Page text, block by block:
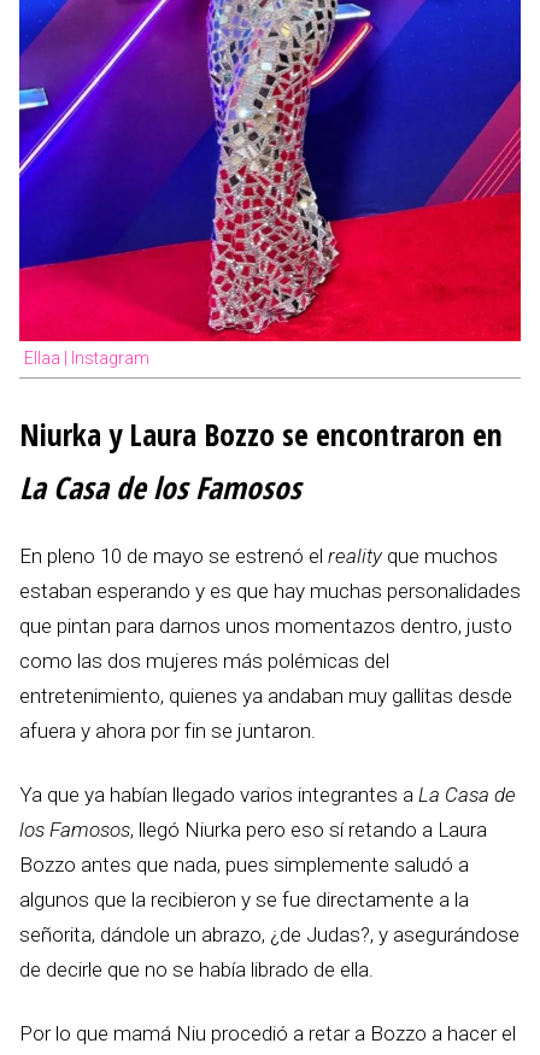
Ellaa | Instagram
Niurka y Laura Bozzo se encontraron en
La Casa de los Famosos
En pleno 10 de mayo se estrenó el reality que muchos
estaban esperando y es que hay muchas personalidades
que pintan para darnos unos momentazos dentro, justo
como las dos mujeres más polémicas del
entretenimiento, quienes ya andaban muy gallitas desde
afuera y ahora por fin se juntaron.
Ya que ya habían llegado varios integrantes a La Casa de
los Famosos, llegó Niurka pero eso sí retando a Laura
Bozzo antes que nada, pues simplemente saludó a
algunos que la recibieron y se fue directamente a la
señorita, dándole un abrazo, ¿de Judas?, y asegurándose
de decirle que no se había librado de ella.
Por lo que mamá Niu procedió a retar a Bozzo a hacer el